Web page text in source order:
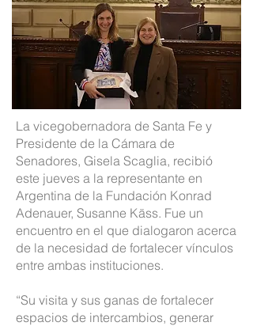
La vicegobernadora de Santa Fe y
Presidente de la Cámara de
Senadores, Gisela Scaglia, recibió
este jueves a la representante en
Argentina de la Fundación Konrad
Adenauer, Susanne Käss. Fue un
encuentro en el que dialogaron acerca
de la necesidad de fortalecer vínculos
entre ambas instituciones.
“Su visita y sus ganas de fortalecer
espacios de intercambios, generar